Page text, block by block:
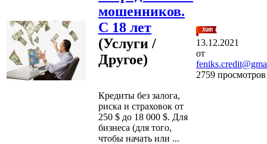
мошенников.
С 18 лет
(Услуги /
Другое)
Кредиты без залога,
риска и страховок от
250 $ до 18 000 $. Для
бизнеса (для того,
чтобы начать или ...
13.12.2021
от
2759 просмотров